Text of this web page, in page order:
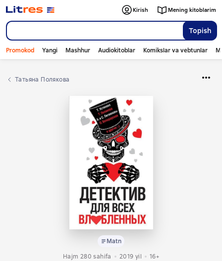
Topish
Kirish Mening kitoblarim
Promokod Yangi Mashhur Audiokitoblar Komikslar va vebtunlar
Татьяна Полякова
Matn
Hajm 280 sahifa
2019 yil 16+